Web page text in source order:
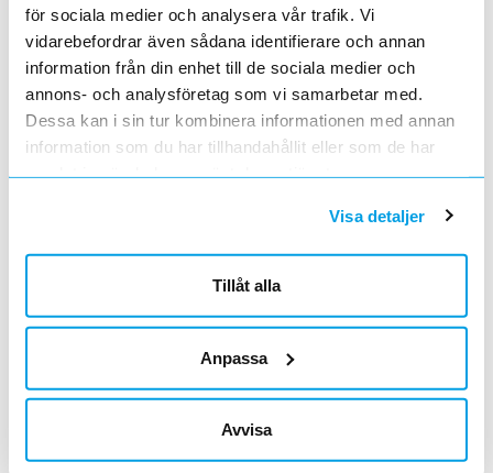
för sociala medier och analysera vår trafik. Vi
vidarebefordrar även sådana identifierare och annan
information från din enhet till de sociala medier och
annons- och analysföretag som vi samarbetar med.
Dessa kan i sin tur kombinera informationen med annan
information som du har tillhandahållit eller som de har
samlat in när du har använt deras tjänster.
Visa detaljer
Tillåt alla
Anpassa
Avvisa
ST Lägg i kundvagn
FRONTMONTAGESATS DELTA
ArtNr 0981184
Varumärke
ABB
Frontmontage för elmätare i A43/A44-serien,
ST
normprodukter såsom elmätare IP40
Lägg i kundvagn
FLÄNS ME 4
Varumärke ABB
Frontmonteringssatser för montering av
0900102
Varumärke ABB